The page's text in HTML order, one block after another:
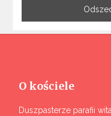
O kościele
Duszpasterze parafii